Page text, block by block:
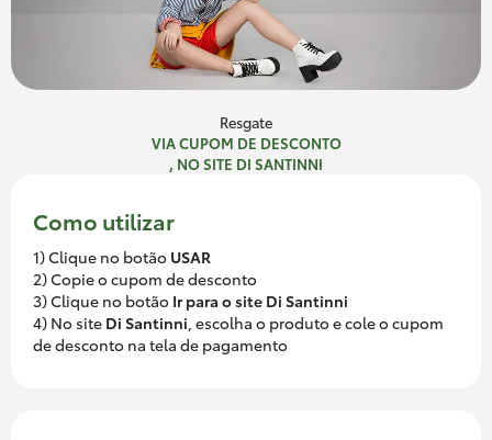
Resgate
VIA CUPOM DE DESCONTO
, NO SITE DI SANTINNI
Como utilizar
1) Clique no botão USAR
2) Copie o cupom de desconto
3) Clique no botão Ir para o site Di Santinni
4) No site Di Santinni, escolha o produto e cole o cupom
de desconto na tela de pagamento